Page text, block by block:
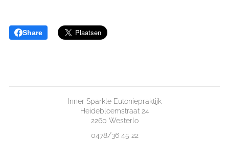
Share
Inner Sparkle Eutoniepraktijk
Heidebloemstraat 24
2260 Westerlo
0478/36 45 22